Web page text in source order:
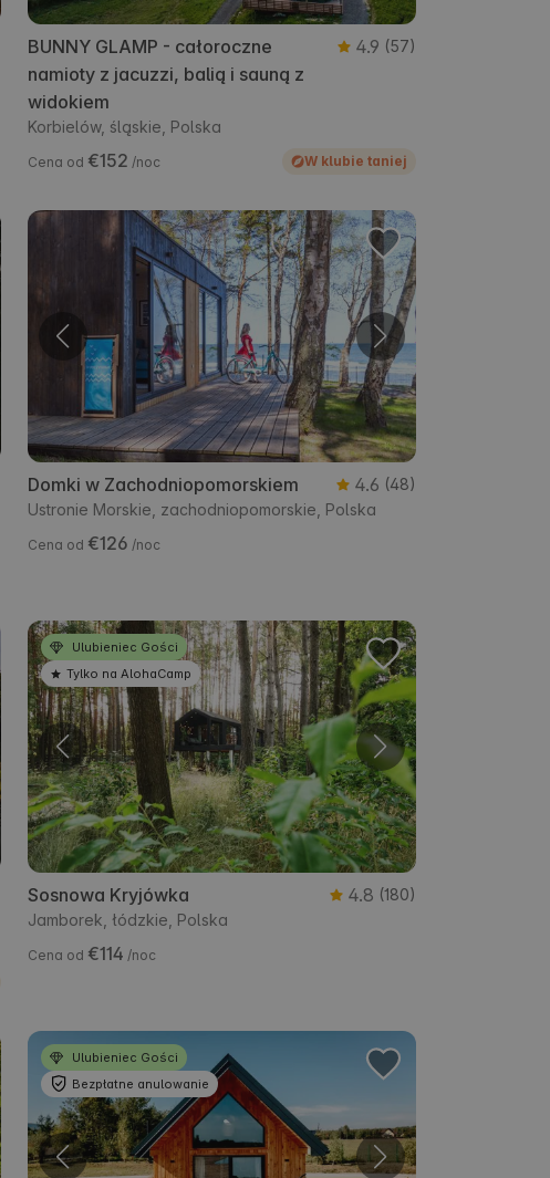
BUNNY GLAMP - całoroczne
namioty z jacuzzi, balią i sauną z
widokiem
4.9 (57)
Korbielów, śląskie, Polska
Cena od €152 /noc W klubie taniej
Domki w Zachodniopomorskiem 4.6 (48)
Ustronie Morskie, zachodniopomorskie, Polska
Cena od €126 /noc
Ulubieniec Gości
Tylko na AlohaCamp
Sosnowa Kryjówka 4.8 (180)
Jamborek, łódzkie, Polska
Cena od €114 /noc
Ulubieniec Gości
Bezpłatne anulowanie